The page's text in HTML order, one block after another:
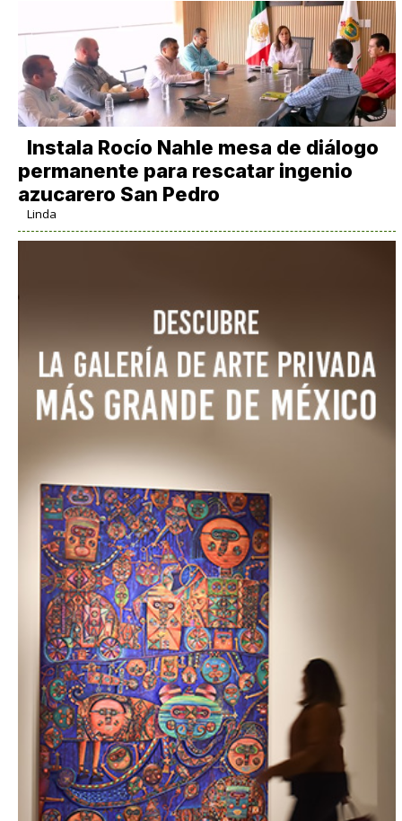
Instala Rocío Nahle mesa de diálogo
permanente para rescatar ingenio
azucarero San Pedro
Linda